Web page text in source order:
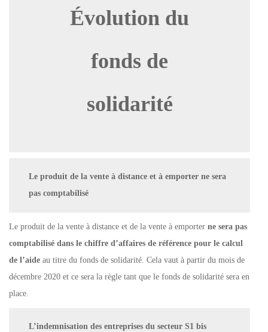
Évolution du
fonds de
solidarité
Le produit de la vente à distance et à emporter ne sera
pas comptabilisé
Le produit de la vente à distance et de la vente à emporter ne sera pas
comptabilisé dans le chiffre d’affaires de référence pour le calcul
de l’aide au titre du fonds de solidarité. Cela vaut à partir du mois de
décembre 2020 et ce sera la règle tant que le fonds de solidarité sera en
place.
L’indemnisation des entreprises du secteur S1 bis